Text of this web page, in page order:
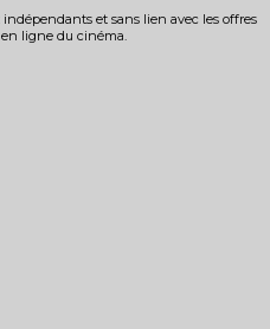
et sans lien avec les offres
ligne du cinéma.